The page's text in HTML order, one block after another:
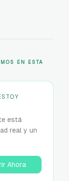
EN ESTA
está
real y un
Ahora